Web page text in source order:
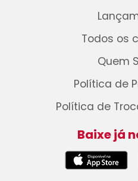
Todos os
Quem
Política de
Política de
Baixe já